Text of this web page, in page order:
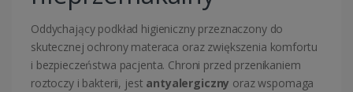
Oddychający podkład higieniczny przeznaczony do
skutecznej ochrony materaca oraz zwiększenia komfortu
i bezpieczeństwa pacjenta. Chroni przed przenikaniem
roztoczy i bakterii, jest antyalergiczny oraz wspomaga